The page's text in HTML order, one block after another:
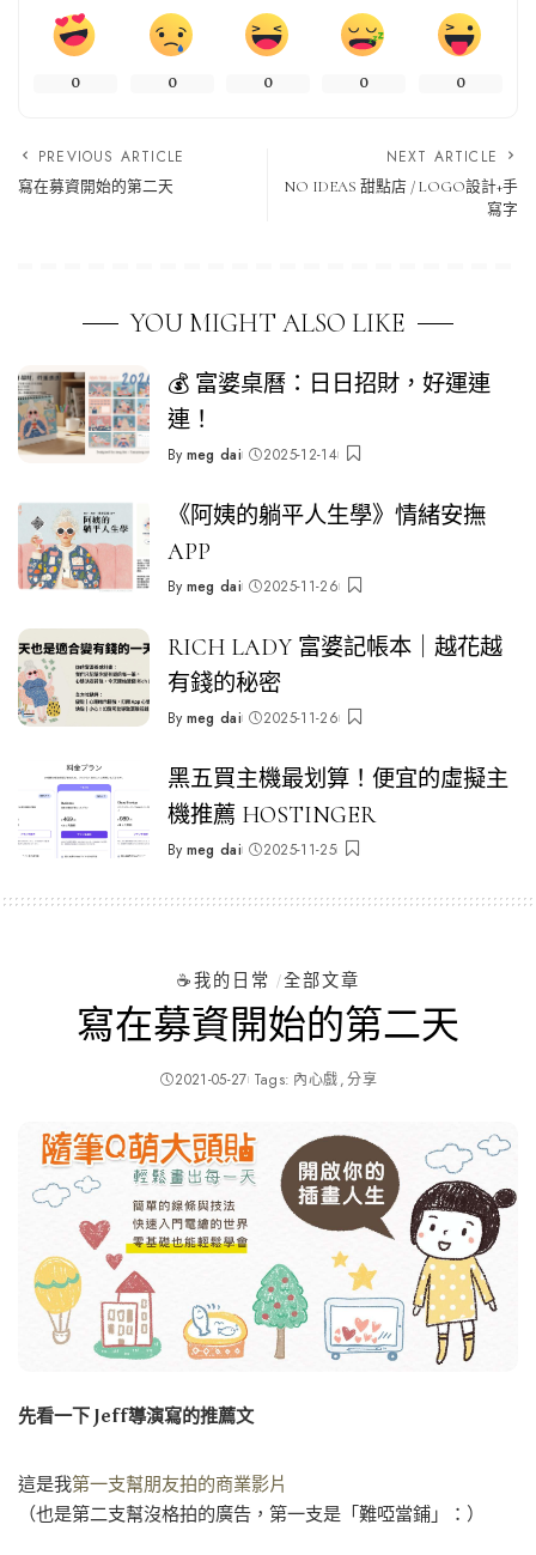
0 0 0 0 0
PREVIOUS ARTICLE
寫在募資開始的第二天
NEXT ARTICLE
NO IDEAS 甜點店 / LOGO設計+手
寫字
YOU MIGHT ALSO LIKE
💰 富婆桌曆：日日招財，好運連
連！
Posted
By meg dai 2025-12-14
《阿姨的躺平人生學》情緒安撫
APP
Posted
By meg dai 2025-11-26
RICH LADY 富婆記帳本｜越花越
有錢的秘密
Posted
By meg dai 2025-11-26
黑五買主機最划算！便宜的虛擬主
機推薦 HOSTINGER
Posted
By meg dai 2025-11-25
☕️我的日常 全部文章
寫在募資開始的第二天
2021-05-27 Tags: 內心戲 分享
先看一下 Jeff導演寫的推薦文
這是我第一支幫朋友拍的商業影片
（也是第二支幫沒格拍的廣告，第一支是「難啞當鋪」：）